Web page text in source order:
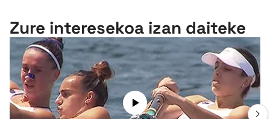
Zure interesekoa izan daiteke